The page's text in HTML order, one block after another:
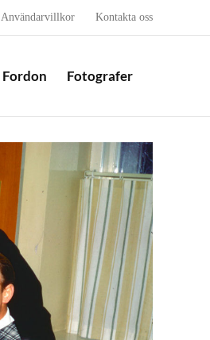
Användarvillkor Kontakta oss
Fordon Fotografer